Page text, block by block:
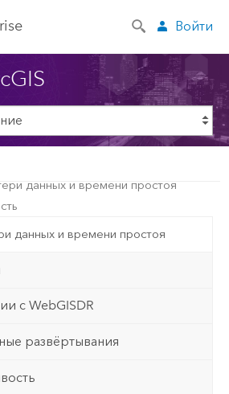
Войти
данных и времени простоя
данных и времени простоя
с WebGISDR
развёртывания